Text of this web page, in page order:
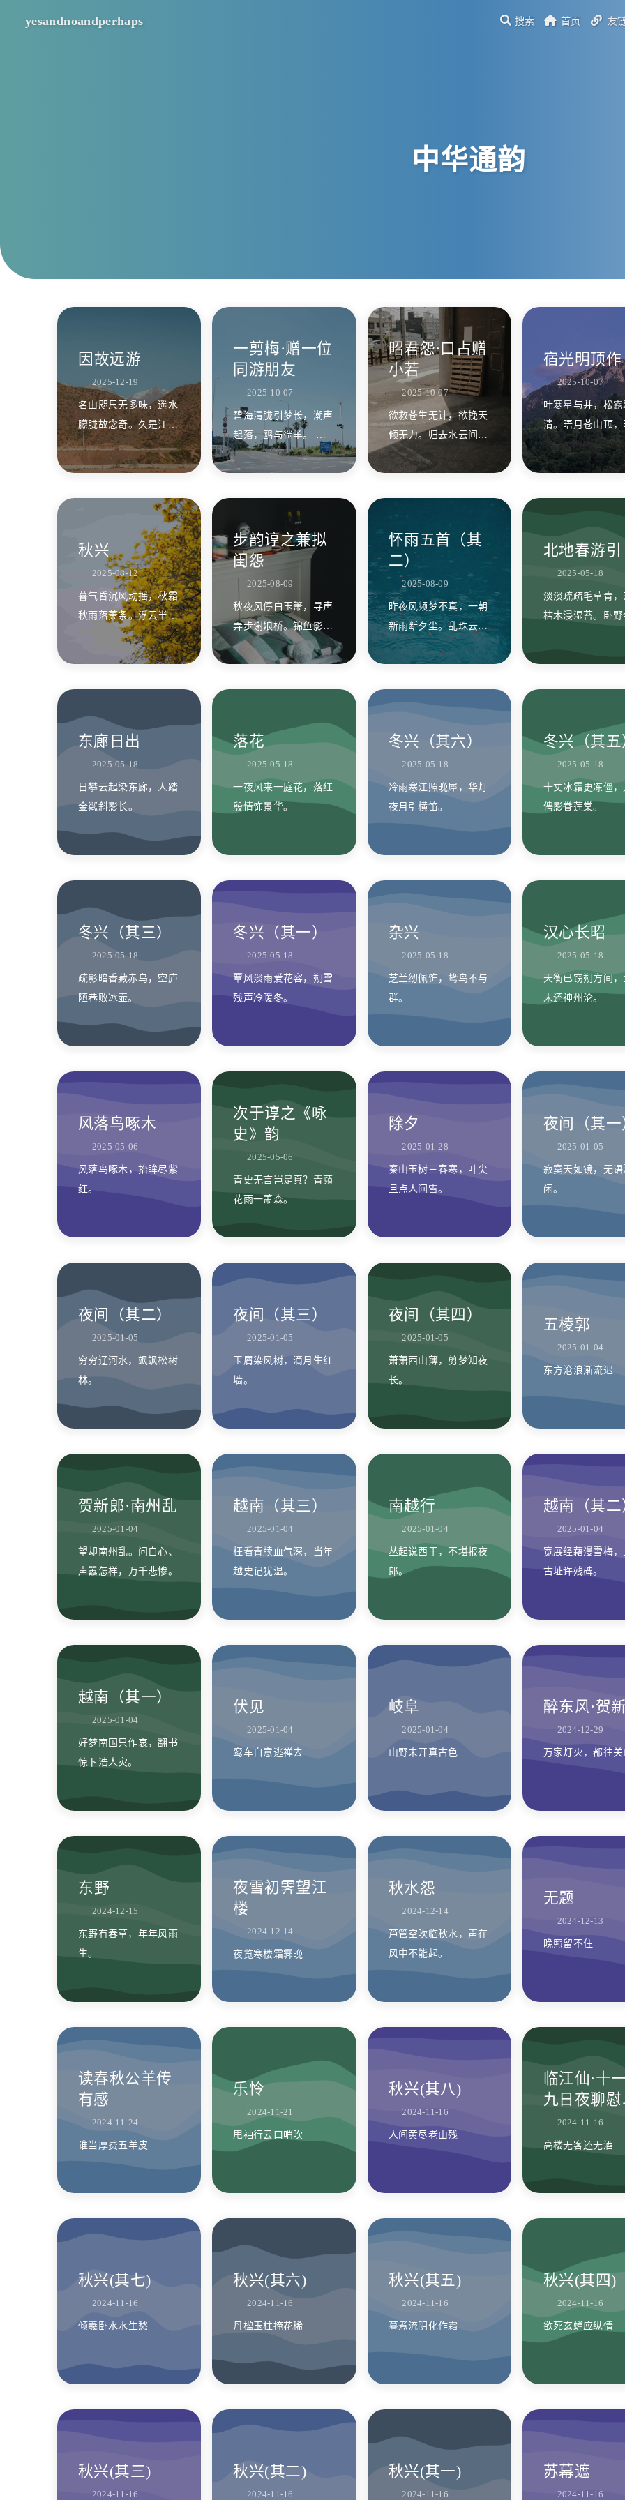
yesandnoandperhaps 搜索 首页 友
中华通韵
因故远游
2025-12-19
名山咫尺无多味，遥水
朦胧故念奇。久是江南
流惯客，长眠谁睬燕消
息？
一剪梅·赠一位
同游朋友
2025-10-07
碧海清胧引梦长，潮声
起落，鸥与徜羊。 同
舟连夜下余杭，诗话准
扬，剑挂横唐。 别去
狂，雨是微京。 即今
托月到东窗，我不思
量，君莫思量。
昭君怨·口占赠
小若
2025-10-07
欲救苍生无计，欲挽天
倾无力。归去水云间、
卧南山。 天地心还难
立，往圣学还难继。坐
宿光明顶作
2025-10-07
叶寒星与并，松露
清。晤月苍山顶，
笛数声。
秋兴
2025-08-12
暮气昏沉风动摇，秋霜
秋雨落萧条。浮云半壁
天惨澹，照日千山木瘦
高。故道乡尘心分抹，
步韵谆之兼拟
闺怨
2025-08-09
秋夜风停白玉箫，寻声
弄步谢娘桥。锦鱼影里
春笺老，双桨漪旁池月
飘。
怀雨五首（其
二）
2025-08-09
昨夜风频梦不真，一朝
新雨断夕尘。乱珠云外
元无意，碎玉人间惯误
身。
北地春游引
2025-05-18
淡淡疏疏毛草青，
枯木浸湿苔。卧野
蓬山去，雾幕疾
求。冷袖催人忧。
东廊日出
2025-05-18
日攀云起染东廊，人踏
金粼斜影长。
落花
2025-05-18
一夜风来一庭花，落红
殷情饰景华。
冬兴（其六）
2025-05-18
冷雨寒江照晚犀，华灯
夜月引横笛。
冬兴（其五
2025-05-18
十丈冰霜更冻僵，
俜影眷莲棠。
冬兴（其三）
2025-05-18
疏影暗香藏赤乌，空庐
陋巷败冰壶。
冬兴（其一）
2025-05-18
覃风淡雨爱花容，朔雪
残声冷暖冬。
杂兴
2025-05-18
芝兰纫佩饰，鸷鸟不与
群。
汉心长昭
2025-05-18
天衡已窃朔方间，
未还神州沦。
风落鸟啄木
2025-05-06
风落鸟啄木，抬眸尽紫
红。
次于谆之《咏
史》韵
2025-05-06
青史无言岂是真？青蘋
花雨一萧森。
除夕
2025-01-28
秦山玉树三春寒，叶尖
且点人间雪。
夜间（其一
2025-01-05
寂寞天如镜，无语
闲。
夜间（其二）
2025-01-05
穷穷辽河水，飒飒松树
林。
夜间（其三）
2025-01-05
玉屑染风树，滴月生红
墙。
夜间（其四）
2025-01-05
萧萧西山薄，剪梦知夜
长。
五棱郭
2025-01-04
东方沧浪渐流迟
贺新郎·南州乱
2025-01-04
望却南州乱。问自心、
声嚣怎样，万千悲惨。
越南（其三）
2025-01-04
枉看青牍血气深，当年
越史记犹温。
南越行
2025-01-04
丛起说西于，不堪报夜
郎。
越南（其二
2025-01-04
宽展经藉漫雪梅
古址许残碑。
越南（其一）
2025-01-04
好梦南国只作哀，翻书
惊卜浩人灾。
伏见
2025-01-04
鸾车自意逃禅去
岐阜
2025-01-04
山野未开真古色
醉东风·贺
2024-12-29
万家灯火，都往
东野
2024-12-15
东野有春草，年年风雨
生。
夜雪初霁望江
楼
2024-12-14
夜览寒楼霜霁晚
秋水怨
2024-12-14
芦管空吹临秋水，声在
风中不能起。
无题
2024-12-13
晚照留不住
读春秋公羊传
有感
2024-11-24
谁当厚费五羊皮
乐怜
2024-11-21
甩袖行云口哨吹
秋兴(其八)
2024-11-16
人间黄尽老山残
临江仙·十
九日夜聊慰
作2024-11-16
高楼无客还无酒
秋兴(其七)
2024-11-16
倾羲卧水水生愁
秋兴(其六)
2024-11-16
丹楹玉柱掩花稀
秋兴(其五)
2024-11-16
暮煮流阴化作霜
秋兴(其四)
2024-11-16
欲死玄蝉应纵情
秋兴(其三)
2024-11-16
秋兴(其二)
2024-11-16
秋兴(其一)
2024-11-16
苏幕遮
2024-11-16